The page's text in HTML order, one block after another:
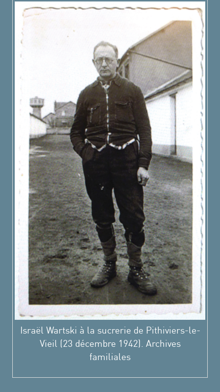
Israël Wartski à la sucrerie de Pithiviers-le-
Vieil (23 décembre 1942). Archives
familiales